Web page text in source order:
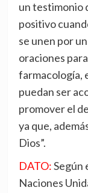
un testimonio
positivo
se unen por
oraciones
farmacología,
puedan ser
promover el
ya que,
Dios”.
DATO:Según
Naciones